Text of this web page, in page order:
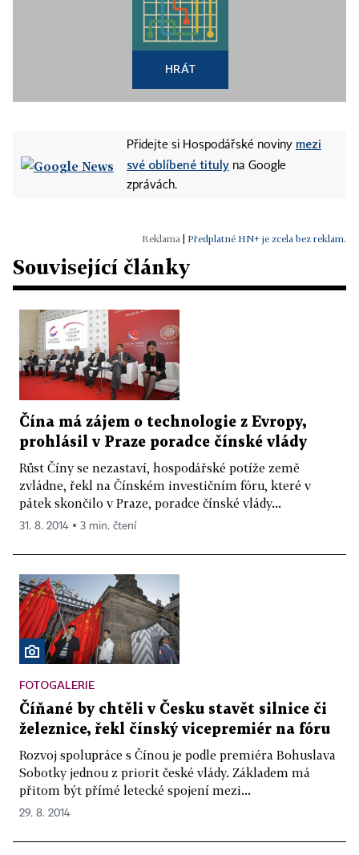
HRÁT
Přidejte si Hospodářské noviny mezi
své oblíbené tituly na Google
zprávách.
Předplatné HN+ je zcela bez reklam.
Související články
Čína má zájem o technologie z Evropy,
prohlásil v Praze poradce čínské vlády
Růst Číny se nezastaví, hospodářské potíže země
zvládne, řekl na Čínském investičním fóru, které v
pátek skončilo v Praze, poradce čínské vlády...
31. 8. 2014 ▪ 3 min. čtení
FOTOGALERIE
Číňané by chtěli v Česku stavět silnice či
železnice, řekl čínský vicepremiér na fóru
Rozvoj spolupráce s Čínou je podle premiéra Bohuslava
Sobotky jednou z priorit české vlády. Základem má
přitom být přímé letecké spojení mezi...
29. 8. 2014